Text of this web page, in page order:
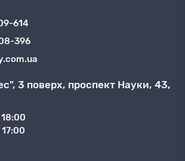
614
396
3 поверх, проспект Науки, 43,